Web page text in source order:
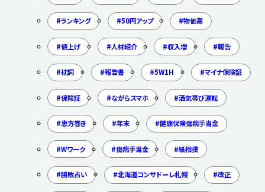
ランキング 50円アップ 物価高
値上げ 人材紹介 収入増 報告
枕詞 報告書 5W1H マイナ保険証
保険証 ながらスマホ 酒気帯び運転
恵方巻き 年末 健康保険傷病手当金
Wワーク 傷病手当金 紙相撲
勝敗占い 北海道コンサドーレ札幌 改正